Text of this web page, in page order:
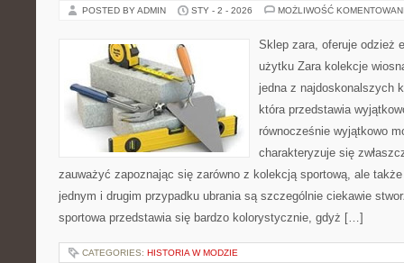
POSTED BY ADMIN STY - 2 - 2026 MOŻLIWOŚĆ
Sklep zara, oferuje odzież
użytku Zara kolekcje
jedna z najdoskonalszych
która przedstawia
równocześnie wyjątkowo
charakteryzuje się
zauważyć zapoznając się zarówno z kolekcją sportową, ale
jednym i drugim przypadku ubrania są szczególnie ciekawie
sportowa przedstawia się bardzo kolorystycznie, gdyż […]
CATEGORIES: HISTORIA W MODZIE